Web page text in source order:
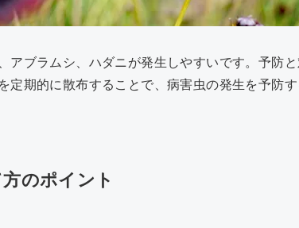
アブラムシ、ハダニが発生しやすいです。予防
定期的に散布することで、病害虫の発生を予防
のポイント